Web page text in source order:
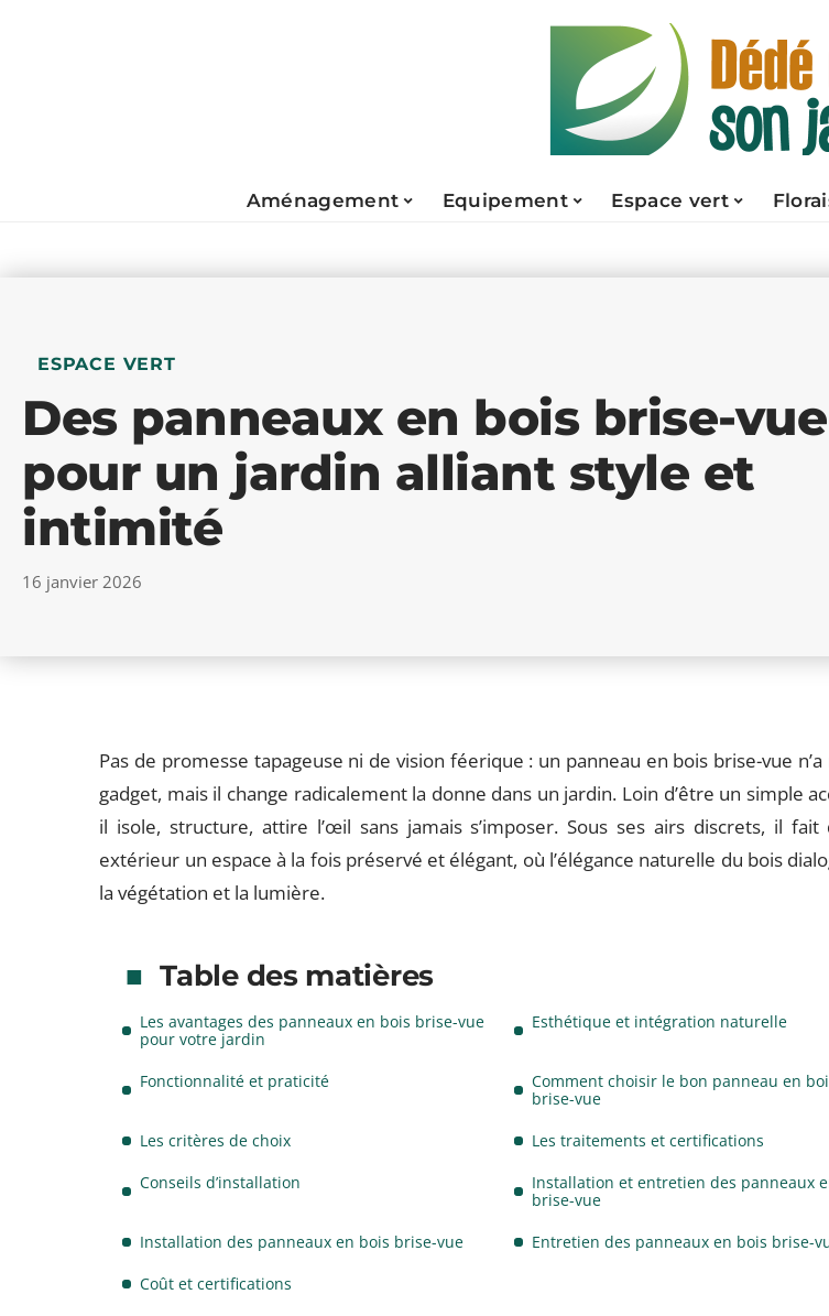
Aménagement Equipement Espace vert
ESPACE VERT
Des panneaux en bois brise-vue
pour un jardin alliant style et
intimité
16 janvier 2026
Pas de promesse tapageuse ni de vision féerique : un panneau en bois brise-vue n’a
gadget, mais il change radicalement la donne dans un jardin. Loin d’être un simple
il isole, structure, attire l’œil sans jamais s’imposer. Sous ses airs discrets, il fait
extérieur un espace à la fois préservé et élégant, où l’élégance naturelle du bois
la végétation et la lumière.
Table des matières
Les avantages des panneaux en bois brise-vue
pour votre jardin
Esthétique et intégration naturelle
Fonctionnalité et praticité
Comment choisir le bon panneau en
brise-vue
Les critères de choix
Les traitements et certifications
Conseils d’installation
Installation et entretien des panneaux
brise-vue
Installation des panneaux en bois brise-vue
Entretien des panneaux en bois brise-
Coût et certifications